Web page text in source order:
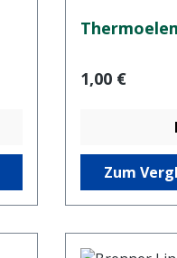
Regulärer
1,00 €
Zum